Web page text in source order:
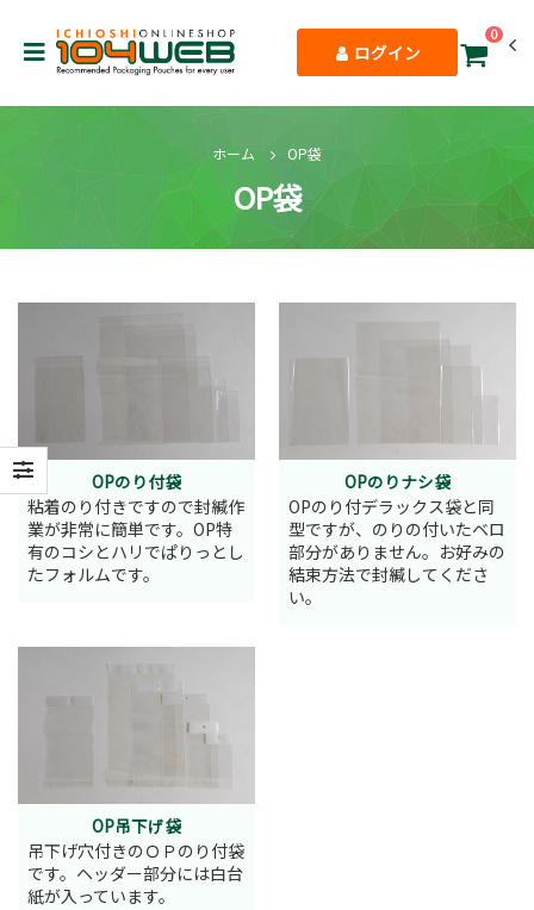
ログイン
0
ホーム OP袋
OP袋
OPのり付袋
粘着のり付きですので封緘作
業が非常に簡単です。OP特
有のコシとハリでぱりっとし
たフォルムです。
OPのりナシ袋
OPのり付デラックス袋と同
型ですが、のりの付いたベロ
部分がありません。お好みの
結束方法で封緘してくださ
い。
OP吊下げ袋
吊下げ穴付きのＯＰのり付袋
です。ヘッダー部分には白台
紙が入っています。